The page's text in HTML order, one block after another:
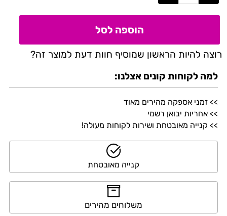
הוספה לסל
רוצה להיות הראשון שמוסיף חוות דעת למוצר זה?
למה לקוחות קונים אצלנו:
>> זמני אספקה מהירים מאוד
>> אחריות יבואן רשמי
>> קנייה מאובטחת ושירות לקוחות מעולה!
קנייה מאובטחת
משלוחים מהירים